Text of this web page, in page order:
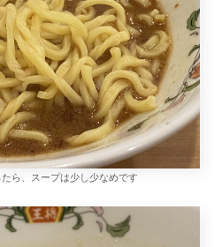
ら、スープは少し少なめです